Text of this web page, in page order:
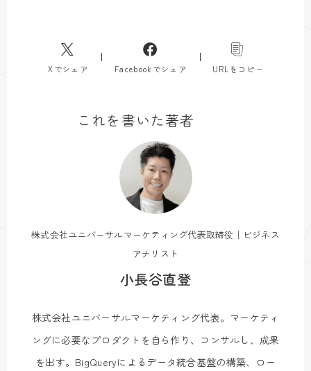
Xでシェア Facebookでシェア URLをコピー
これを書いた著者
株式会社ユニバーサルマーケティング代表取締役｜ビジネス
アナリスト
小長谷直登
株式会社ユニバーサルマーケティング代表。マーケティ
ングに必要なプロダクトを自ら作り、コンサルし、成果
を出す。BigQueryによるデータ統合基盤の構築、ロー